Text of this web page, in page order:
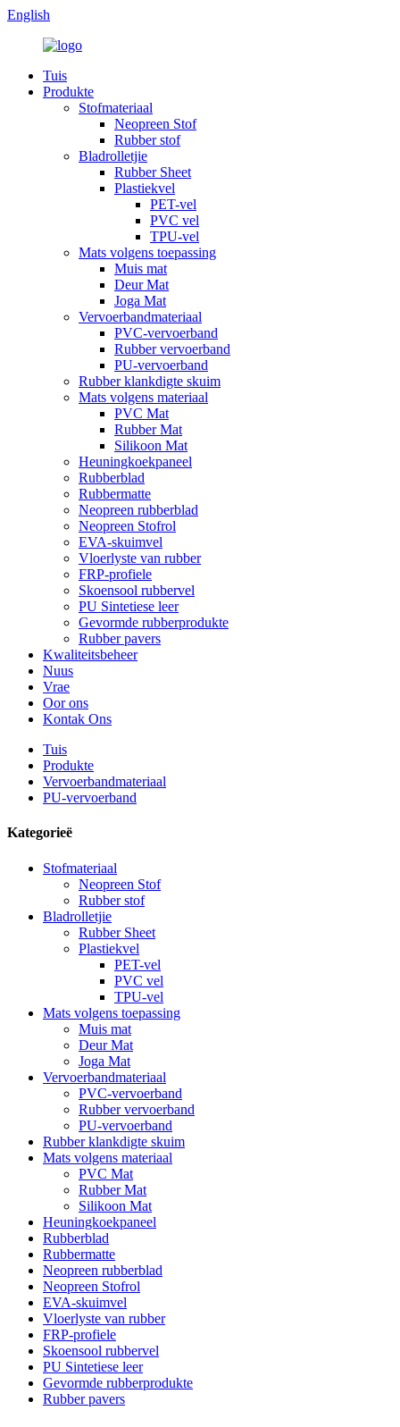
English
Tuis
Produkte
Stofmateriaal
Neopreen Stof
Rubber stof
Bladrolletjie
Rubber Sheet
Plastiekvel
PET-vel
PVC vel
TPU-vel
Mats volgens toepassing
Muis mat
Deur Mat
Joga Mat
Vervoerbandmateriaal
PVC-vervoerband
Rubber vervoerband
PU-vervoerband
Rubber klankdigte skuim
Mats volgens materiaal
PVC Mat
Rubber Mat
Silikoon Mat
Heuningkoekpaneel
Rubberblad
Rubbermatte
Neopreen rubberblad
Neopreen Stofrol
EVA-skuimvel
Vloerlyste van rubber
FRP-profiele
Skoensool rubbervel
PU Sintetiese leer
Gevormde rubberprodukte
Rubber pavers
Kwaliteitsbeheer
Nuus
Vrae
Oor ons
Kontak Ons
Tuis
Produkte
Vervoerbandmateriaal
PU-vervoerband
Kategorieë
Stofmateriaal
Neopreen Stof
Rubber stof
Bladrolletjie
Rubber Sheet
Plastiekvel
PET-vel
PVC vel
TPU-vel
Mats volgens toepassing
Muis mat
Deur Mat
Joga Mat
Vervoerbandmateriaal
PVC-vervoerband
Rubber vervoerband
PU-vervoerband
Rubber klankdigte skuim
Mats volgens materiaal
PVC Mat
Rubber Mat
Silikoon Mat
Heuningkoekpaneel
Rubberblad
Rubbermatte
Neopreen rubberblad
Neopreen Stofrol
EVA-skuimvel
Vloerlyste van rubber
FRP-profiele
Skoensool rubbervel
PU Sintetiese leer
Gevormde rubberprodukte
Rubber pavers